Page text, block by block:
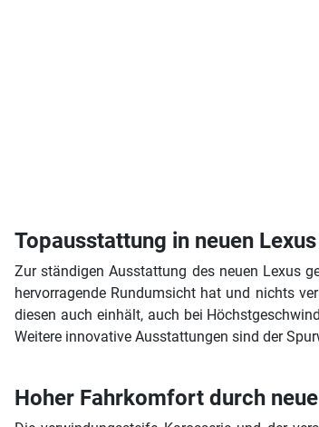
Topausstattung in neuen Lexus
Zur ständigen Ausstattung des neuen Lexus
hervorragende Rundumsicht hat und nichts
diesen auch einhält, auch bei
Weitere innovative Ausstattungen sind der
Hoher Fahrkomfort durch